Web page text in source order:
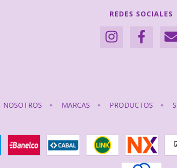
REDES SOCIALES
NOSOTROS MARCAS PRODUCTOS